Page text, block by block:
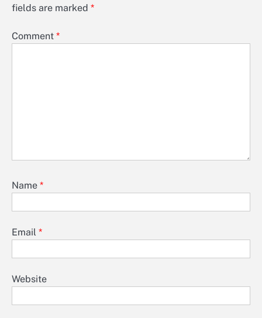
fields are marked *
Comment *
Name *
Email *
Website